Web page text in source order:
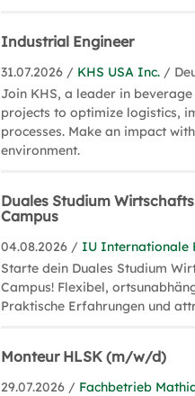
Industrial Engineer
31.07.2026 / KHS USA Inc. /
Join KHS, a leader in
projects to optimize logistics,
processes. Make an impact
environment.
Duales Studium
Campus
04.08.2026 / IU Internationale
Starte dein Duales Studium
Campus! Flexibel,
Praktische Erfahrungen und
Monteur HLSK (m/w/d)
29.07.2026 / Fachbetrieb